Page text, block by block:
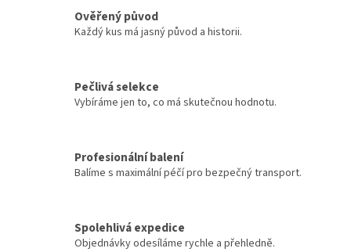
Ověřený původ
Každý kus má jasný původ a historii.
Pečlivá selekce
Vybíráme jen to, co má skutečnou hodnotu.
Profesionální balení
Balíme s maximální péčí pro bezpečný transport.
Spolehlivá expedice
Objednávky odesíláme rychle a přehledně.